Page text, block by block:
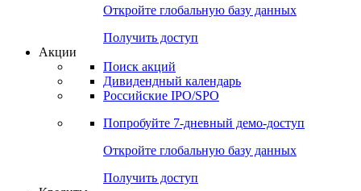
Опросы
Попробуйте7-дневный
Откройте глобальную базу данных
Получить доступ
Поиск акций
Российские IPO/SPO
Попробуйте7-дневный